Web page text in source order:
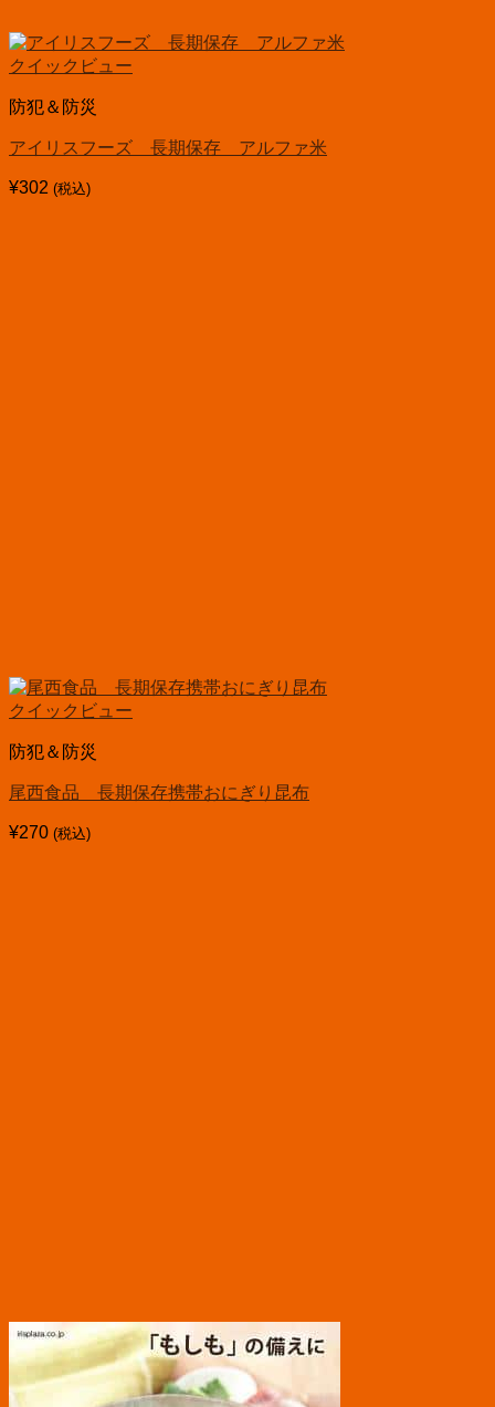
クイックビュー
防犯＆防災
アイリスフーズ 長期保存 アルファ米
¥302 (税込)
クイックビュー
防犯＆防災
尾西食品 長期保存携帯おにぎり昆布
¥270 (税込)